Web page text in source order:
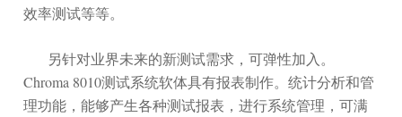
效率测试等等。
另针对业界未来的新测试需求，可弹性加入。
Chroma 8010测试系统软体具有报表制作。统计分析和管
理功能，能够产生各种测试报表，进行系统管理，可满